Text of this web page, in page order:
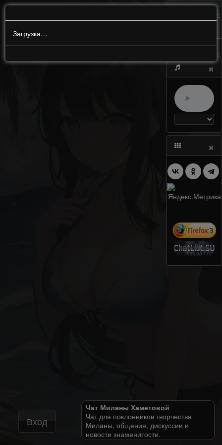
Загрузка…
МЕНЮ
×
×
Вход
Чат Миланы Хаметовой
Чат для поклонников творчества
Миланы, общения, дискуссии и
новости знаменитости.